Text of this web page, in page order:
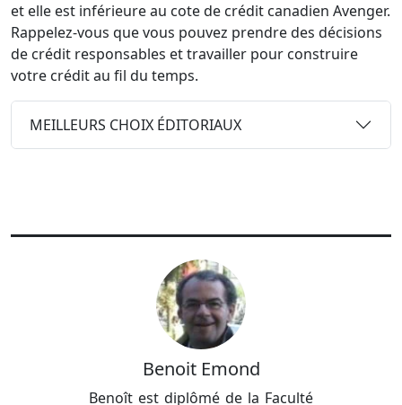
et elle est inférieure au cote de crédit canadien Avenger.
Rappelez-vous que vous pouvez prendre des décisions
de crédit responsables et travailler pour construire
votre crédit au fil du temps.
MEILLEURS CHOIX ÉDITORIAUX
Benoit Emond
Benoît est diplômé de la Faculté